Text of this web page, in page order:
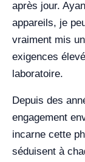
après jour.
appareils, je
vraiment mis
exigences
laboratoire.
Depuis des
engagement
incarne cette
séduisent à